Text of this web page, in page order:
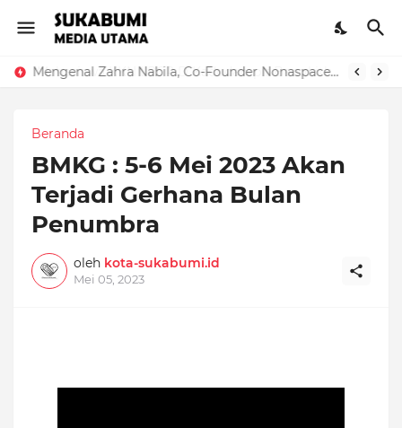
Mengenal Zahra Nabila, Co-Founder Nonaspace.id: Perjalanan Menjadi Perempuan Muda yang Produktif
Beranda
BMKG : 5-6 Mei 2023 Akan
Terjadi Gerhana Bulan
Penumbra
oleh kota-sukabumi.id
Mei 05, 2023